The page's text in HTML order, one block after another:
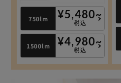
750lm ¥5,480~
税込
1500lm ¥4,980~
税込